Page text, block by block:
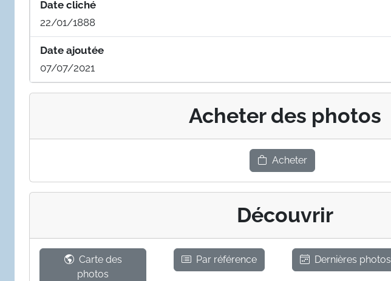
Date cliché
22/01/1888
Date ajoutée
07/07/2021
Acheter des photos
Acheter
Découvrir
Carte des
photos
Par référence Dernières photos